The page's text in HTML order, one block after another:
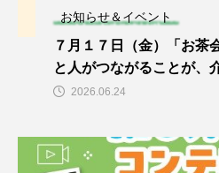
お知らせ＆イベント
７月１７日（金）「お茶
と人がつながることが、
2026.06.24